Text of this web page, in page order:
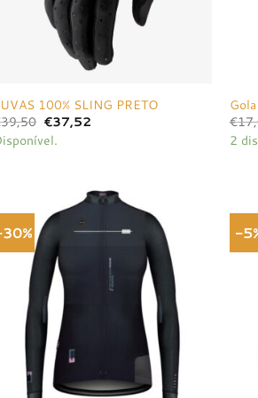
100% SLING PRETO
39,50 O
preço
original
€37,52O
€
2
Adicionar
à lista de
desejos
-